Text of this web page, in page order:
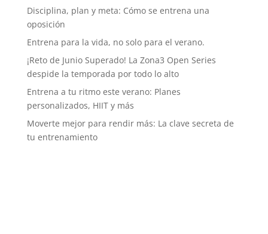
Disciplina, plan y meta: Cómo se entrena una
oposición
Entrena para la vida, no solo para el verano.
¡Reto de Junio Superado! La Zona3 Open Series
despide la temporada por todo lo alto
Entrena a tu ritmo este verano: Planes
personalizados, HIIT y más
Moverte mejor para rendir más: La clave secreta de
tu entrenamiento